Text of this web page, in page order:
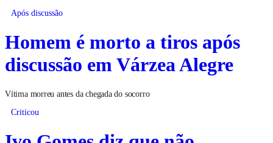
Após discussão
Homem é morto a tiros após
discussão em Várzea Alegre
Vítima morreu antes da chegada do socorro
Criticou